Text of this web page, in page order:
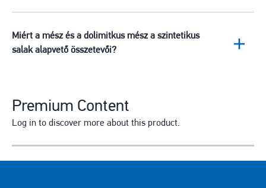
Miért a mész és a dolimitkus mész a szintetikus
salak alapvető összetevői?
Premium Content
Log in to discover more about this product.